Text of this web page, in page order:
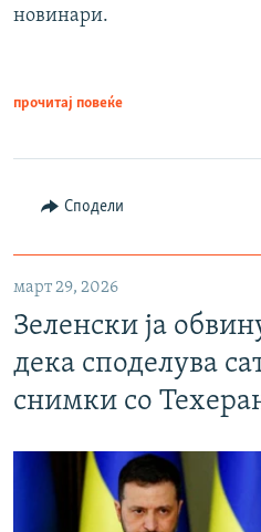
новинари.
прочитај повеќе
Сподели
март 29, 2026
Зеленски ја
дека споделува
снимки со